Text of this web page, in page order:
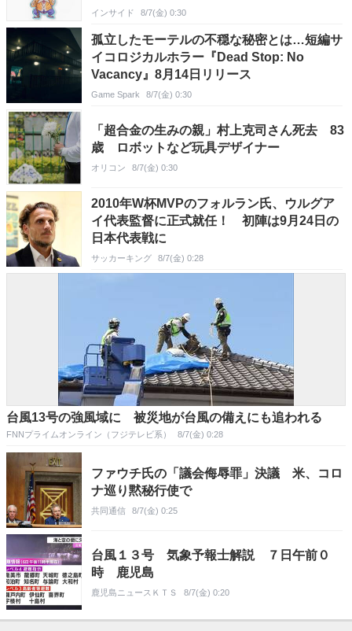
インサイド 8/7(金) 0:30
孤立したモーテルの不穏な秘密とは…短編サ
イコロジカルホラー『Dead Stop: No
Vacancy』8月14日リリース
Game Spark 8/7(金) 0:30
「超合金の生みの親」村上克司さん死去 83
歳 ロボットなど玩具デザイナー
オリコン 8/7(金) 0:30
2010年W杯MVPのフォルラン氏、ウルグア
イ代表監督に正式就任！ 初陣は9月24日の
日本代表戦に
サッカーキング 8/7(金) 0:28
台風13号の強風域に 被災地が台風の備えにも追われる
FNNプライムオンライン（フジテレビ系） 8/7(金) 0:28
ファウチ氏の「議会侮辱罪」決議 米、コロ
ナ巡り黙秘行使で
共同通信 8/7(金) 0:25
台風１３号 気象予報士解説 ７日午前０
時 鹿児島
鹿児島ニュースＫＴＳ 8/7(金) 0:20